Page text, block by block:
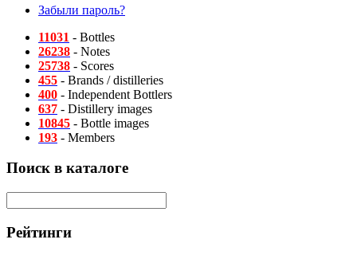
Забыли пароль?
11031 - Bottles
26238 - Notes
25738 - Scores
455 - Brands / distilleries
400 - Independent Bottlers
637 - Distillery images
10845 - Bottle images
193 - Members
Поиск в каталоге
Рейтинги